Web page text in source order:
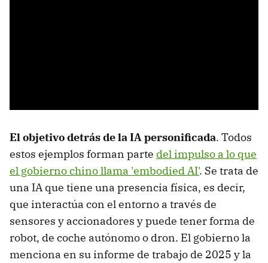
El objetivo detrás de la IA personificada. Todos
estos ejemplos forman parte del impulso a lo que
el gobierno chino llama 'embodied AI'. Se trata de
una IA que tiene una presencia física, es decir,
que interactúa con el entorno a través de
sensores y accionadores y puede tener forma de
robot, de coche autónomo o dron. El gobierno la
menciona en su informe de trabajo de 2025 y la